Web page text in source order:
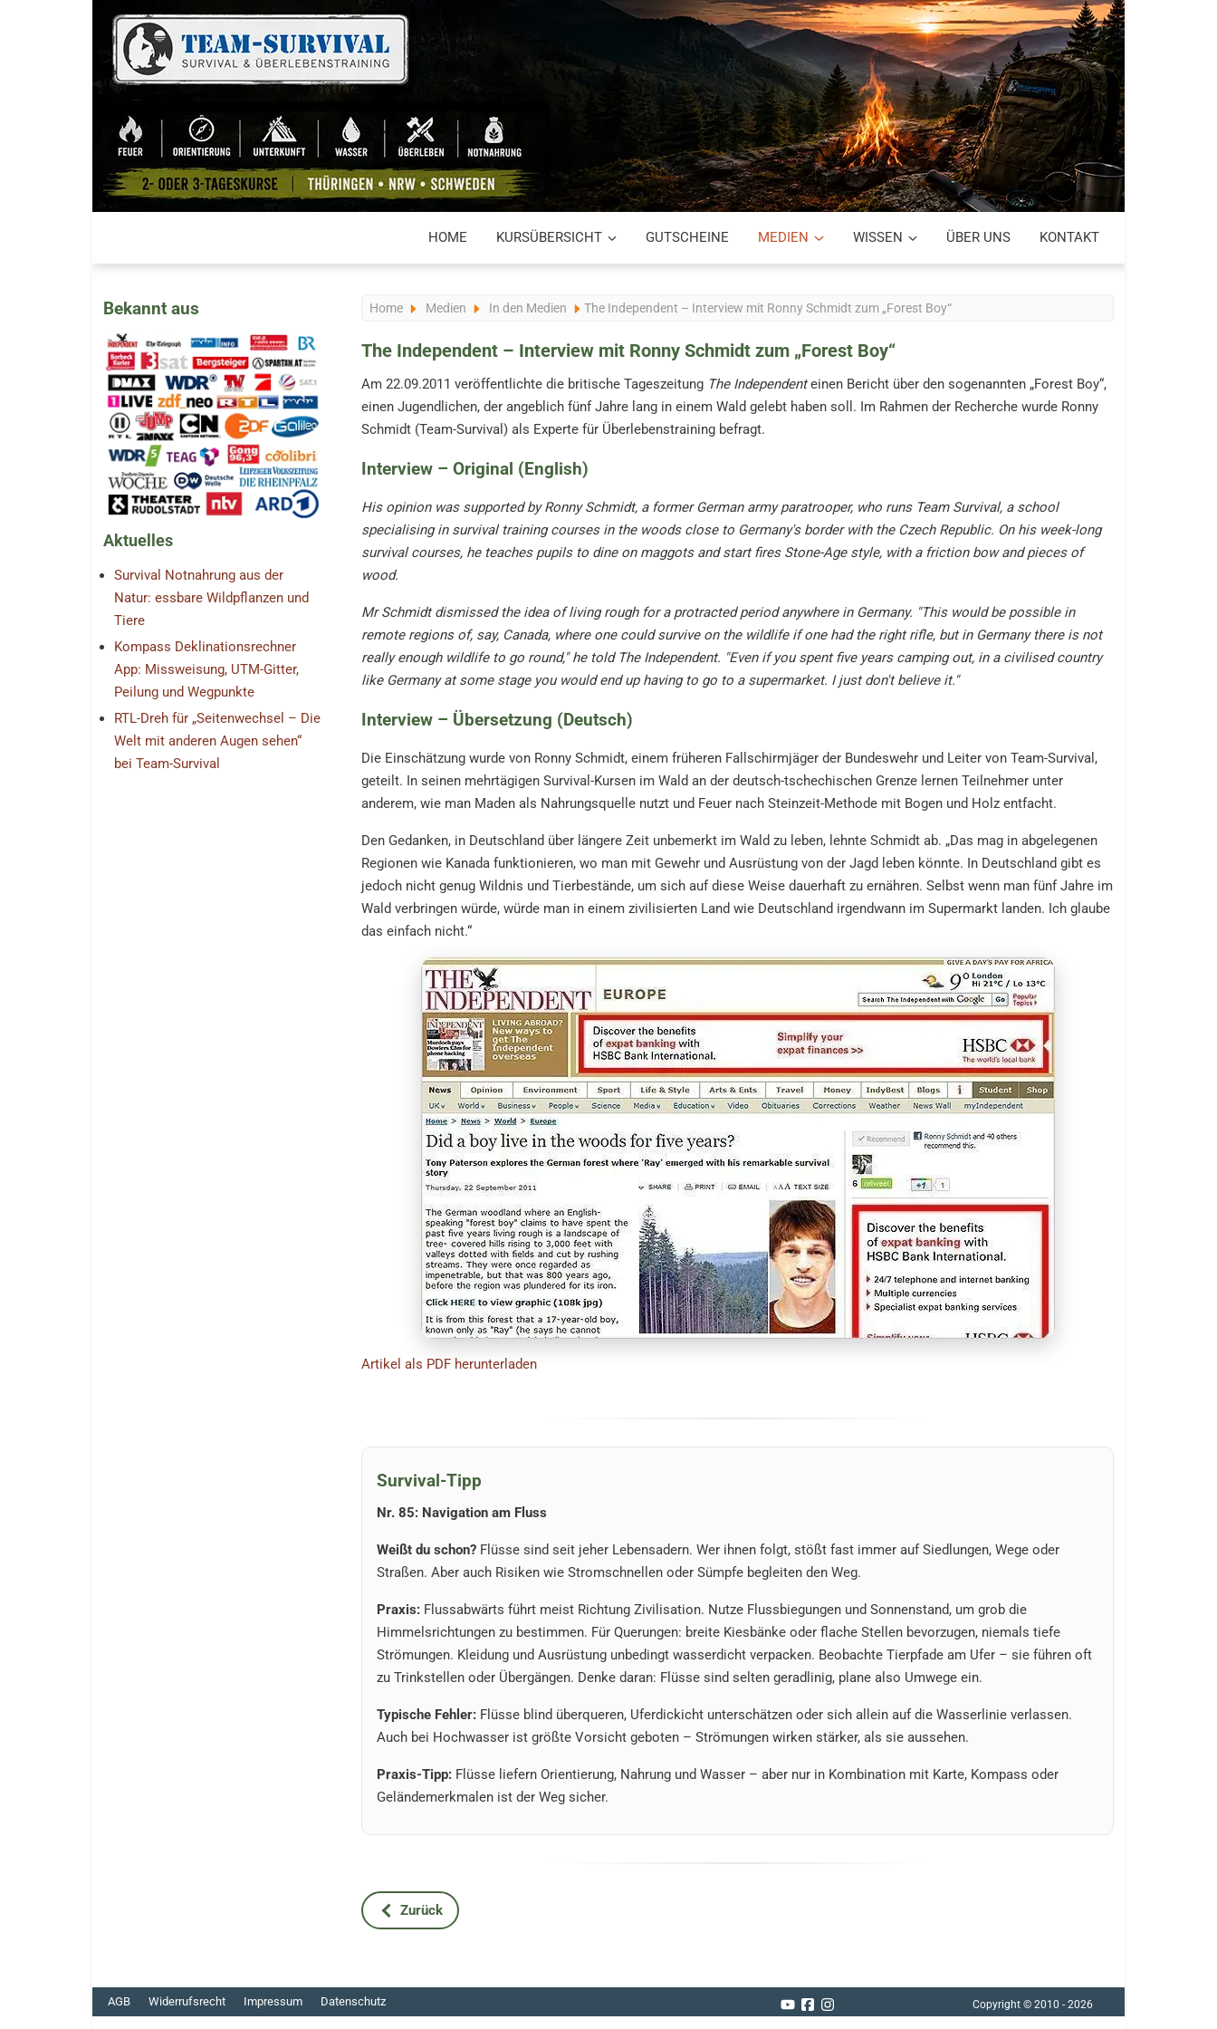
HOME KURSÜBERSICHT GUTSCHEINE MEDIEN WISSEN ÜBER UNS KONTAKT
Bekannt aus
Aktuelles
Survival Notnahrung aus der
Natur: essbare Wildpflanzen und
Tiere
Kompass Deklinationsrechner
App: Missweisung, UTM-Gitter,
Peilung und Wegpunkte
RTL-Dreh für „Seitenwechsel – Die
Welt mit anderen Augen sehen“
bei Team-Survival
Home Medien In den Medien The Independent – Interview mit Ronny Schmidt zum „Forest Boy“
The Independent – Interview mit Ronny Schmidt zum „Forest Boy“
Am 22.09.2011 veröffentlichte die britische Tageszeitung The Independenteinen Bericht über den sogenannten „Forest Boy“,
einen Jugendlichen, der angeblich fünf Jahre lang in einem Wald gelebt haben soll. Im Rahmen der Recherche wurde Ronny
Schmidt (Team-Survival) als Experte für Überlebenstraining befragt.
Interview – Original (English)
His opinion was supported by Ronny Schmidt, a former German army paratrooper, who runs Team Survival, a school
specialising in survival training courses in the woods close to Germany's border with the Czech Republic. On his week-long
survival courses, he teaches pupils to dine on maggots and start fires Stone-Age style, with a friction bow and pieces of
wood.
Mr Schmidt dismissed the idea of living rough for a protracted period anywhere in Germany. "This would be possible in
remote regions of, say, Canada, where one could survive on the wildlife if one had the right rifle, but in Germany there is not
really enough wildlife to go round," he told The Independent. "Even if you spent five years camping out, in a civilised country
like Germany at some stage you would end up having to go to a supermarket. I just don't believe it."
Interview – Übersetzung (Deutsch)
Die Einschätzung wurde von Ronny Schmidt, einem früheren Fallschirmjäger der Bundeswehr und Leiter von Team-Survival,
geteilt. In seinen mehrtägigen Survival-Kursen im Wald an der deutsch-tschechischen Grenze lernen Teilnehmer unter
anderem, wie man Maden als Nahrungsquelle nutzt und Feuer nach Steinzeit-Methode mit Bogen und Holz entfacht.
Den Gedanken, in Deutschland über längere Zeit unbemerkt im Wald zu leben, lehnte Schmidt ab. „Das mag in abgelegenen
Regionen wie Kanada funktionieren, wo man mit Gewehr und Ausrüstung von der Jagd leben könnte. In Deutschland gibt es
jedoch nicht genug Wildnis und Tierbestände, um sich auf diese Weise dauerhaft zu ernähren. Selbst wenn man fünf Jahre im
Wald verbringen würde, würde man in einem zivilisierten Land wie Deutschland irgendwann im Supermarkt landen. Ich glaube
das einfach nicht.“
Artikel als PDF herunterladen
Survival-Tipp
Nr. 85: Navigation am Fluss
Weißt du schon? Flüsse sind seit jeher Lebensadern. Wer ihnen folgt, stößt fast immer auf Siedlungen, Wege oder
Straßen. Aber auch Risiken wie Stromschnellen oder Sümpfe begleiten den Weg.
Praxis: Flussabwärts führt meist Richtung Zivilisation. Nutze Flussbiegungen und Sonnenstand, um grob die
Himmelsrichtungen zu bestimmen. Für Querungen: breite Kiesbänke oder flache Stellen bevorzugen, niemals tiefe
Strömungen. Kleidung und Ausrüstung unbedingt wasserdicht verpacken. Beobachte Tierpfade am Ufer – sie führen oft
zu Trinkstellen oder Übergängen. Denke daran: Flüsse sind selten geradlinig, plane also Umwege ein.
Typische Fehler: Flüsse blind überqueren, Uferdickicht unterschätzen oder sich allein auf die Wasserlinie verlassen.
Auch bei Hochwasser ist größte Vorsicht geboten – Strömungen wirken stärker, als sie aussehen.
Praxis-Tipp: Flüsse liefern Orientierung, Nahrung und Wasser – aber nur in Kombination mit Karte, Kompass oder
Geländemerkmalen ist der Weg sicher.
Vorheriger Beitrag: The Telegraph – Interview mit Ronny Schmidt zum „Forest Boy“: Überleben im Wald
Zurück
AGB Widerrufsrecht Impressum Datenschutz Copyright © 2010 - 2026